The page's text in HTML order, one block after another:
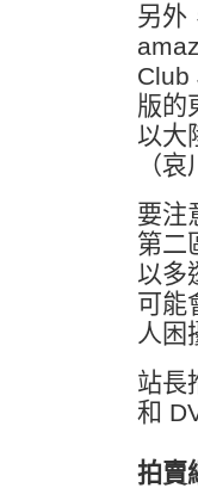
另外
Club
版的
以大
（
要注
第二
以多
可能
人
站長
和
拍賣